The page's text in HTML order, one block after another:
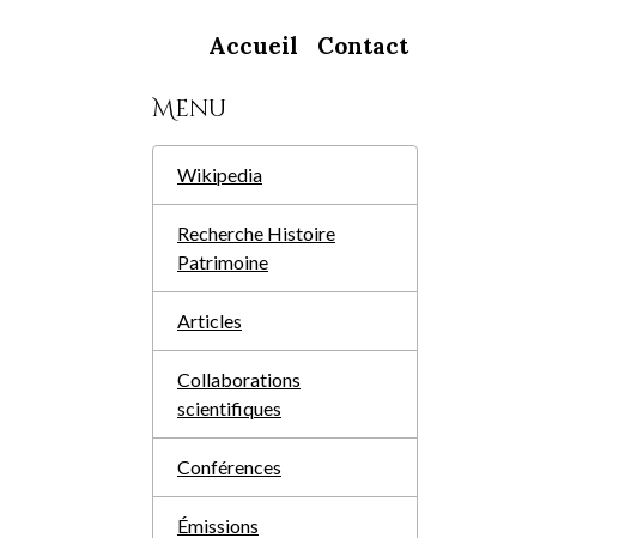
Accueil Contact
Menu
Wikipedia
Recherche Histoire
Patrimoine
Articles
Collaborations
scientifiques
Conférences
Émissions